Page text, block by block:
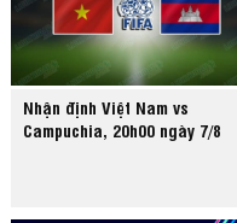
Nhận định Việt Nam vs
Campuchia, 20h00 ngày 7/8